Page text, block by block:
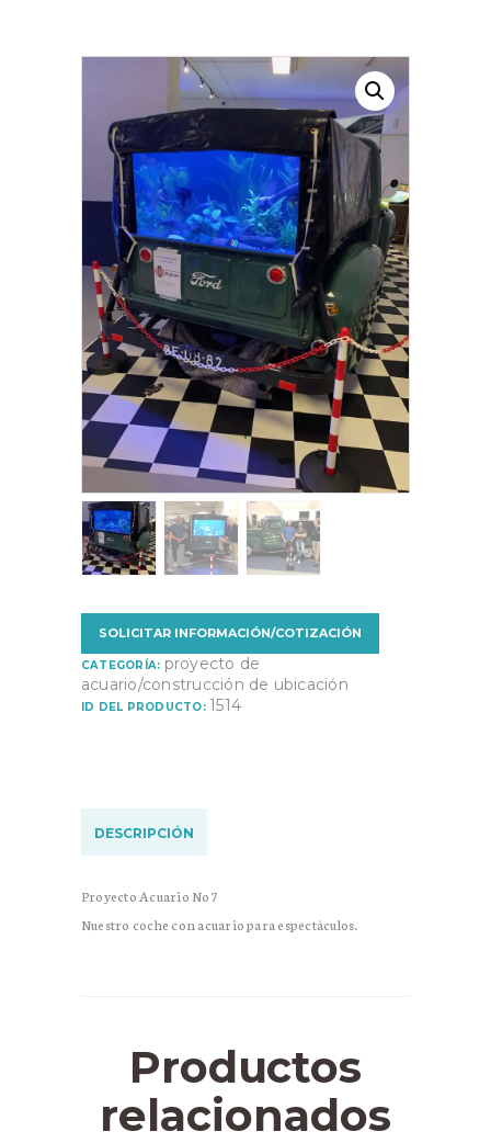
SOLICITAR INFORMACIÓN/COTIZACIÓN
CATEGORÍA: proyecto de
acuario/construcción de ubicación
ID DEL PRODUCTO: 1514
DESCRIPCIÓN
Proyecto Acuario No7
Nuestro coche con acuario para espectáculos.
Productos
relacionados